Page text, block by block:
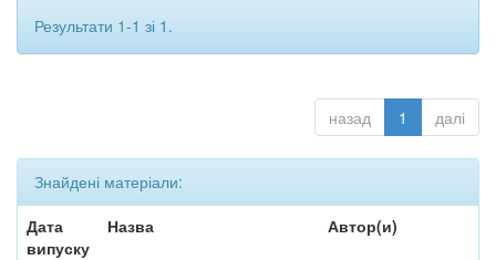
Результати 1-1 зі 1.
назад 1 далі
Знайдені матеріали:
Дата
випуску
Назва Автор(и)